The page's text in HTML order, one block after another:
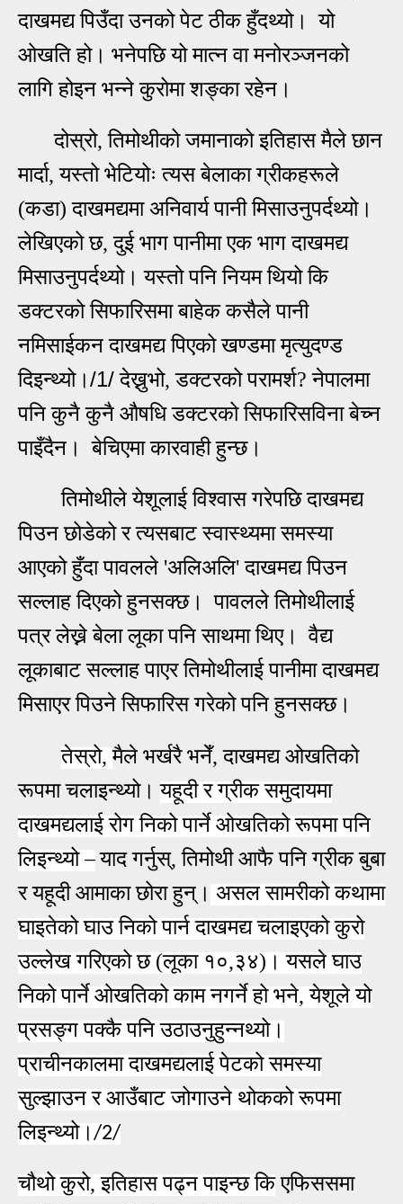
दाखमद्य पिउँदा उनको पेट ठीक हुँदथ्यो। यो
ओखति हो। भनेपछि यो मात्न वामनोरञ्जनको
लागि होइन भन्नेकुरोमा शङ्का रहेन।
दोस्रो, तिमोथीको जमानाको इतिहास मैले छान
मार्दा, यस्तो भेटियोः त्यस बेलाका ग्रीकहरूले
(कडा) दाखमद्यमा अनिवार्य पानी मिसाउनुपर्दथ्यो।
लेखिएको छ, दुई भाग पानीमा एक भाग दाखमद्य
मिसाउनुपर्दथ्यो। यस्तो पनि नियम थियो कि
डक्टरको सिफारिसमा बाहेक कसैले पानी
नमिसाईकन दाखमद्य पिएको खण्डमा मृत्युदण्ड
दिइन्थ्यो।/1/देख्नुभो, डक्टरको परामर्श? नेपालमा
पनि कुनै कुनै औषधि डक्टरको सिफारिसविना बेच्न
पाइँदैन। बेचिएमा कारवाही हुन्छ।
तिमोथीले येशूलाई विश्वास गरेपछि दाखमद्य
पिउन छोडेको र त्यसबाट स्वास्थ्यमा समस्या
आएको हुँदा पावलले 'अलिअलि' दाखमद्य पिउन
सल्लाह दिएको हुनसक्छ।पावलले तिमोथीलाई
पत्र लेख्ने बेला लूका पनि साथमा थिए। वैद्य
लूकाबाट सल्लाह पाएर तिमोथीलाई पानीमा दाखमद्य
मिसाएर पिउने सिफारिस गरेको पनि हुनसक्छ।
तेस्रो,मैले भर्खरै भनेँ, दाखमद्य ओखतिको
रूपमा चलाइन्थ्यो।यहूदी र ग्रीक समुदायमा
दाखमद्यलाई रोग निको पार्ने ओखतिको रूपमा पनि
लिइन्थ्यो–याद गर्नुस्, तिमोथी आफै पनि ग्रीक बुबा
र यहूदी आमाका छोरा हुन्। असल सामरीको कथामा
घाइतेको घाउ निको पार्न दाखमद्य चलाइएको कुरो
उल्लेख गरिएको छ (लूका १०,३४)। यसले घाउ
निको पार्ने ओखतिको काम नगर्ने हो भने, येशूले यो
प्रसङ्ग पक्कै पनि उठाउनुहुन्नथ्यो।
प्राचीनकालमा दाखमद्यलाई पेटको समस्या
सुल्झाउन र आउँबाट जोगाउने थोकको रूपमा
लिइन्थ्यो। /2/
चौथो कुरो, इतिहास पढ्न पाइन्छ किएफिससमा